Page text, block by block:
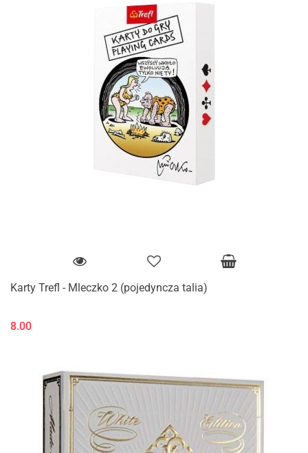
Karty Trefl - Mleczko 2 (pojedyncza talia)
8.00